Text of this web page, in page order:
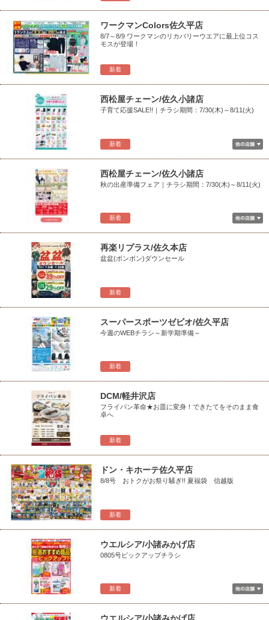
新着
ワークマンColors佐久平店
8/7～8/9 ワークマンのリカバリーウエアに最上位コス
モスが登場！
新着
西松屋チェーン/佐久小諸店
子育て応援SALE!!｜チラシ期間：7/30(木)～8/11(火)
新着
西松屋チェーン/佐久小諸店
秋の出産準備フェア｜チラシ期間：7/30(木)～8/11(火)
新着
再楽リプラス/佐久本店
盆盆(ボンボン)ダウンセール
新着
スーパースポーツゼビオ/佐久平店
今週のWEBチラシ～新学期準備～
新着
DCM/軽井沢店
フライパン革命★お皿に変身！できたてをそのまま食
卓へ
新着
ドン・キホーテ佐久平店
8/8号 おトクがお祭り騒ぎ!! 夏福袋 信越版
新着
ウエルシア/小諸みかげ店
0805号ピックアップチラシ